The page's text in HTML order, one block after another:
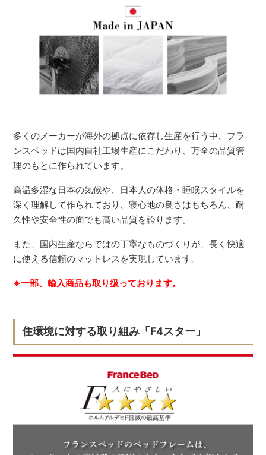
多くのメーカーが海外の拠点に依存し生産を行う中、フラ
ンスベッドは国内自社工場生産にこだわり、万全の品質管
理のもとに作られています。
高温多湿な日本の気候や、日本人の体格・睡眠スタイルを
深く理解して作られており、寝心地の良さはもちろん、耐
久性や安全性の面でも高い品質を誇ります。
また、国内生産ならではの丁寧なものづくりが、長く快適
に使える信頼のマットレスを実現しています。
※一部、輸入商品も取り扱っております。
住環境に対する取り組み「F4スター」